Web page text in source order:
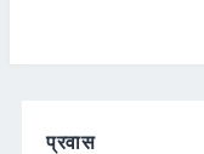
प्रवास